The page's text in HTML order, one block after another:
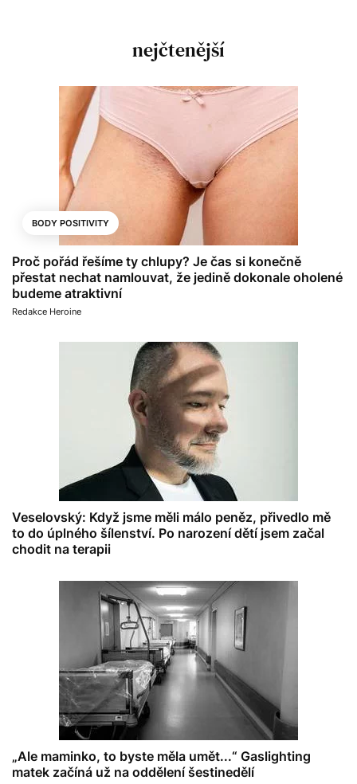
nejčtenější
BODY POSITIVITY
Proč pořád řešíme ty chlupy? Je čas si konečně
přestat nechat namlouvat, že jedině dokonale oholené
budeme atraktivní
Redakce Heroine
Veselovský: Když jsme měli málo peněz, přivedlo mě
to do úplného šílenství. Po narození dětí jsem začal
chodit na terapii
„Ale maminko, to byste měla umět...“ Gaslighting
matek začíná už na oddělení šestinedělí